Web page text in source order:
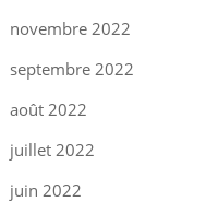
novembre 2022
septembre 2022
août 2022
juillet 2022
juin 2022